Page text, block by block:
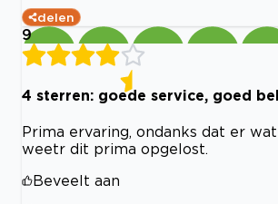
delen
9
4 sterren: goede service, goed
Prima ervaring, ondanks dat er
weetr dit prima opgelost.
Beveelt aan